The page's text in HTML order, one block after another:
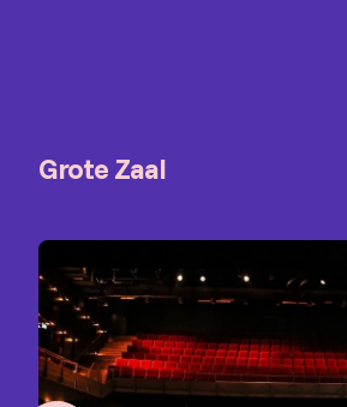
Grote Zaal